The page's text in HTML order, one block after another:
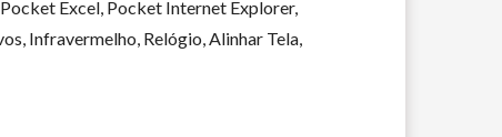
Excel, Pocket Internet Explorer,
Infravermelho, Relógio, Alinhar Tela,